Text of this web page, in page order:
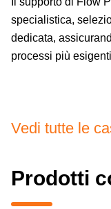
specialistica,
dedicata,
processi più
Vedi tutte le
Prodotti